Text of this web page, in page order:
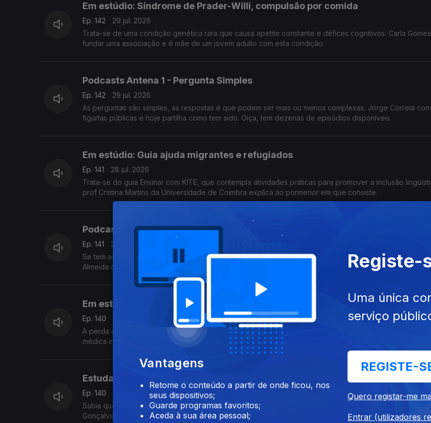
Em estúdio: Síndrome de Prader-Willi, compulsão por comida
Ep. 142
29 jul. 2026
Trata-se de uma condição genética rara que causa apetite constante e défices cognitivos. Carla
fundar uma associação e é mãe de um jovem adulto com esta condição.
Podcasts Antena 1 - Pergunta Simples
Ep. 142
29 jul. 2026
As perguntas são simples, as respostas é que podem ser mais ou menos complexas. Jorge Correia
figurtas públicas e hoje partilha como tem sido. Oiça, tem dezenas de episódios disponíveis.
Em estúdio: Guia ajuda migrantes e refugiados
Ep. 141
28 jul. 2026
Trata-se do guia Ensinar com KITE, que contempla atividades práticas para promover a inclusão
prof Cristina Martins da Universidade de Coimbra explica ao pormenor em que consiste.
Podcast Antena 1 - Descolonizar
Ep. 141
28 jul. 2026
Se tem as férias à porta, deixamos-lhe uma sugestão interessante e importante. Oiça este podcast da
Almeida que analisa, por exemplo, mentalidades coloniais.
Em estúdio: O calor e o sono
Ep. 140
A perda de sono motivada pelo aumento de temperaturas duplicou, é o que mostra um estudo recente
médica internista e somnologista Sandra Marques destalha.
Estudantes criam satélite que está quase a entrar em órbita
Ep. 140
27 jul. 2026
Sabia que há mais um satélite português desenvolvido por um núcleo universitário quase a entrar em
Gonçalves foi conhecer o LISAT e percebeu que, por exemplo, serve a Marinha Portuguesa.
Vantagens
Retome o conteúdo a partir de onde ficou, nos
seus dispositivos;
Guarde programas favoritos;
Aceda à sua área pessoal;
Registe-
Uma única
serviço
REGISTE-
Quero registar-me
Entrar (utilizadores